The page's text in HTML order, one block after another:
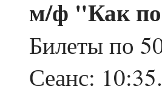
м/ф "Как
Билеты по
Сеанс: 10:35.